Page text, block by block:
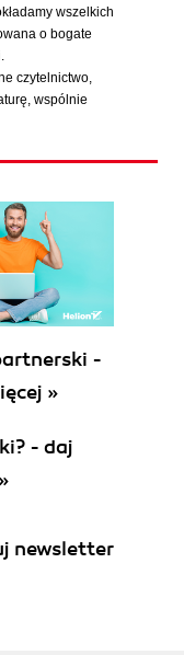
wszelkich
o bogate
czytelnictwo,
wspólnie
-
»
- daj
newsletter